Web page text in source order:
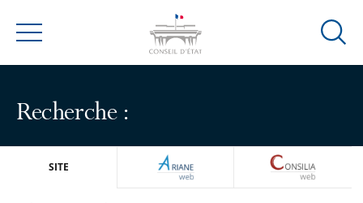
Menu
Ouvrir
Recherche :
SITE ARIANEWEB